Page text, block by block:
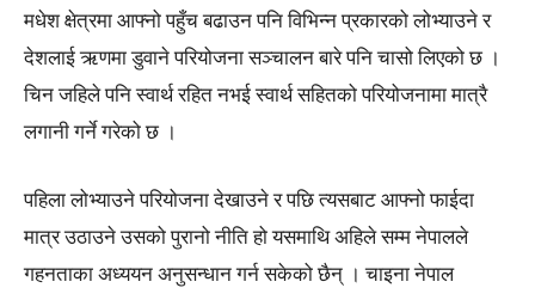
मधेश क्षेत्रमा आफ्नो पहुँच बढाउन पनि विभिन्न प्रकारको लोभ्याउने र
देशलाई ऋणमा डुवाने परियोजना सञ्चालन बारे पनि चासो लिएको छ ।
चिन जहिले पनि स्वार्थ रहित नभई स्वार्थ सहितको परियोजनामा मात्रै
लगानी गर्ने गरेको छ ।
पहिला लोभ्याउने परियोजना देखाउने र पछि त्यसबाट आफ्नो फाईदा
मात्र उठाउने उसको पुरानो नीति हो यसमाथि अहिले सम्म नेपालले
गहनताका अध्ययन अनुसन्धान गर्न सकेको छैन् । चाइना नेपाल